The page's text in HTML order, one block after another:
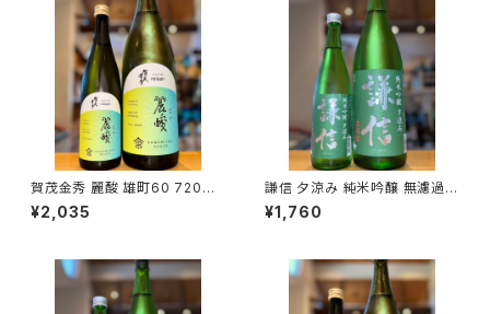
賀茂金秀 麗酸 雄町60 720ml
１本（金光酒造・広島県東広島市
黒瀬町）
¥2,035
謙信 夕涼み 純米吟醸 無濾過生
720ml１本（池田屋酒造・新潟
県糸魚川市新鉄）
¥1,760